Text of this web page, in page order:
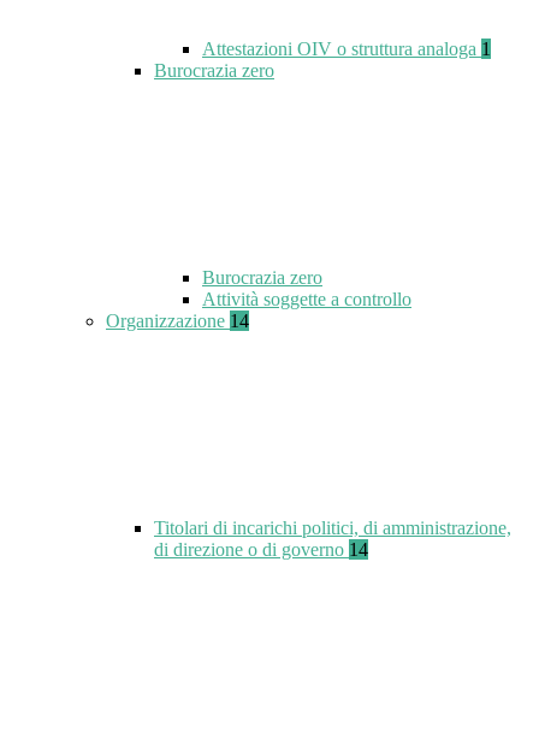
Attestazioni OIV o struttura analoga 1
Burocrazia zero
Burocrazia zero
Attività soggette a controllo
Organizzazione 14
Titolari di incarichi politici, di amministrazione,
di direzione o di governo 14